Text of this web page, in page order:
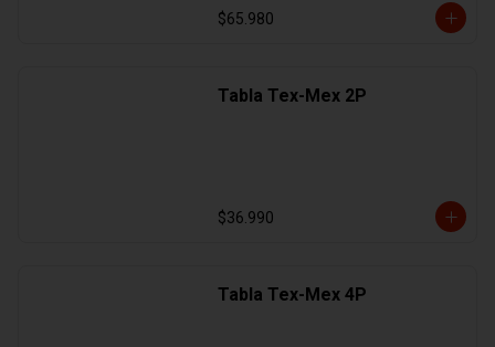
$65.980
Tabla Tex-Mex 2P
$36.990
Tabla Tex-Mex 4P